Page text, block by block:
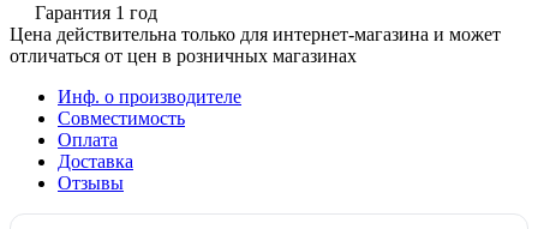
Гарантия 1 год
Цена действительна только для интернет-магазина и может
отличаться от цен в розничных магазинах
Инф. о производителе
Совместимость
Оплата
Доставка
Отзывы